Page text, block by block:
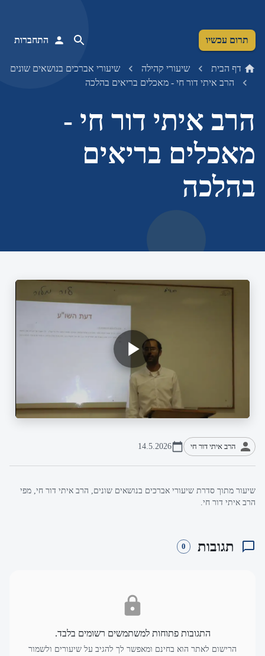
תרום עכשיו התחברות
דף הבית שיעורי קהילה
שיעורי אברכים בנושאים שונים
הרב איתי דור חי - מאכלים בריאים בהלכה
הרב איתי דור חי -
מאכלים בריאים
בהלכה
הרב איתי דור חי 14.5.2026
שיעור מתוך סדרת שיעורי אברכים בנושאים שונים, הרב איתי דור חי, מפי
הרב איתי דור חי.
תגובות 0
התגובות פתוחות למשתמשים רשומים בלבד.
הרישום לאתר הוא בחינם ומאפשר לך להגיב על שיעורים ולשמור